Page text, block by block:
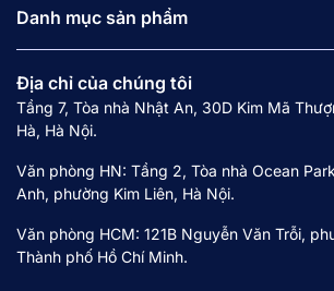
Danh mục sản phẩm
Địa chỉ của chúng tôi
Tầng 7, Tòa nhà Nhật An, 30D Kim Mã
Hà, Hà Nội.
Văn phòng HN: Tầng 2, Tòa nhà Ocean
Anh, phường Kim Liên, Hà Nội.
Văn phòng HCM: 121B Nguyễn Văn Trỗi,
Thành phố Hồ Chí Minh.